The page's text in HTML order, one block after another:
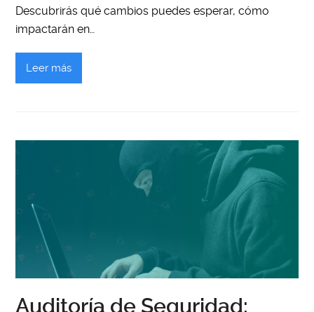
Descubrirás qué cambios puedes esperar, cómo
impactarán en…
Leer más
Auditoría de Seguridad: